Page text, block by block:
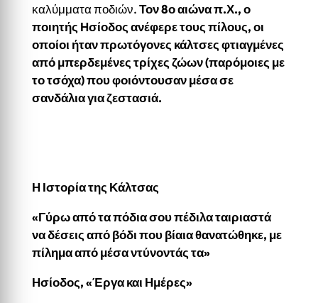
καλύμματα ποδιών.Τον 8ο αιώνα π.Χ., ο
ποιητής Ησίοδος ανέφερε τους πίλους, οι
οποίοι ήταν πρωτόγονες κάλτσες φτιαγμένες
από μπερδεμένες τρίχες ζώων (παρόμοιες με
το τσόχα) που φοιόντουσαν μέσα σε
σανδάλια για ζεστασιά.
Η Ιστορία της Κάλτσας
«Γύρω από τα πόδια σου πέδιλα ταιριαστά
να δέσεις από βόδι που βίαια θανατώθηκε, με
πίλημα από μέσα ντύνοντάς τα»
Ησίοδος, «Έργα και Ημέρες»